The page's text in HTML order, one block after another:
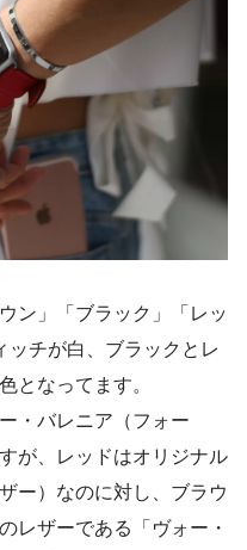
ン」「ブラック」「レッ
ッチが白、ブラックとレ
となってます。
・バレニア（フォー
が、レッドはオリジナル
ー）なのに対し、ブラウ
レザーである「ヴォー・